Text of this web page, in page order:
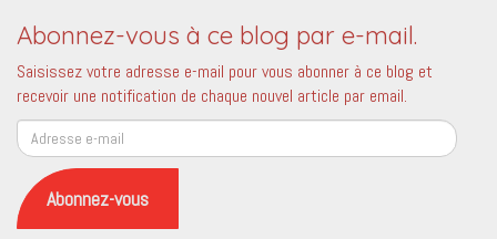
Abonnez-vous à ce blog par e-mail.
Saisissez votre adresse e-mail pour vous abonner à ce blog et
recevoir une notification de chaque nouvel article par email.
Adresse
e-
mail
Abonnez-vous